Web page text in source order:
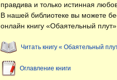
правдива и только истинная
В нашей библиотеке вы можете
онлайн книгу «Обаятельный
Читать книгу « Обаятельный
Оглавление книги